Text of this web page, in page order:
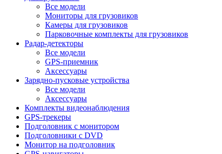
Все модели
Мониторы для грузовиков
Камеры для грузовиков
Парковочные комплекты для грузовиков
Радар-детекторы
Все модели
GPS-приемник
Аксессуары
Зарядно-пусковые устройства
Все модели
Аксессуары
Комплекты видеонаблюдения
GPS-трекеры
Подголовник с монитором
Подголовники с DVD
Монитор на подголовник